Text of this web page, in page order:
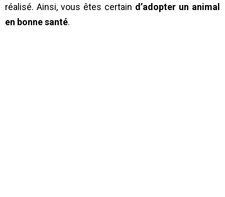
réalisé. Ainsi, vous êtes certain d’adopter un animal
en bonne santé.